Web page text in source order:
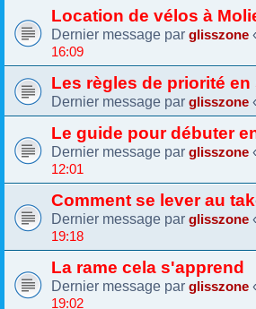
Location de vélos à
Dernier message par glisszone
16:09
Les règles de priorité en
Dernier message par glisszone
Le guide pour débuter
Dernier message par glisszone
12:01
Comment se lever au
Dernier message par glisszone
19:18
La rame cela s'apprend
Dernier message par glisszone
19:02